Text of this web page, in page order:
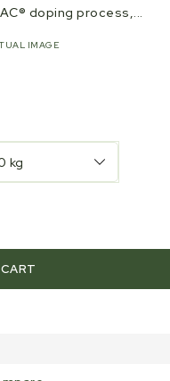
doping process,...
IMAGE